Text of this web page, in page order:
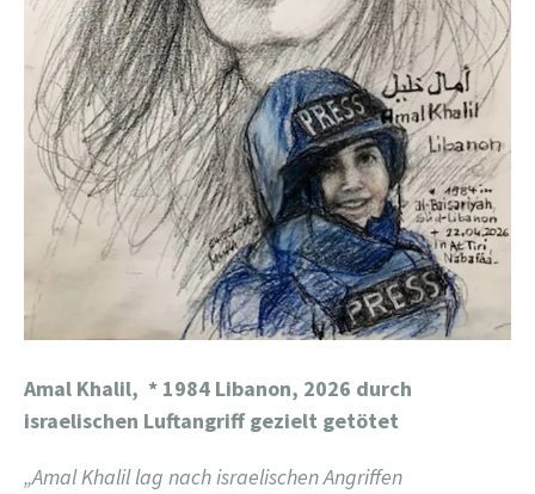
Amal Khalil, * 1984 Libanon, 2026 durch
israelischen Luftangriff gezielt getötet
„Amal Khalil lag nach israelischen Angriffen